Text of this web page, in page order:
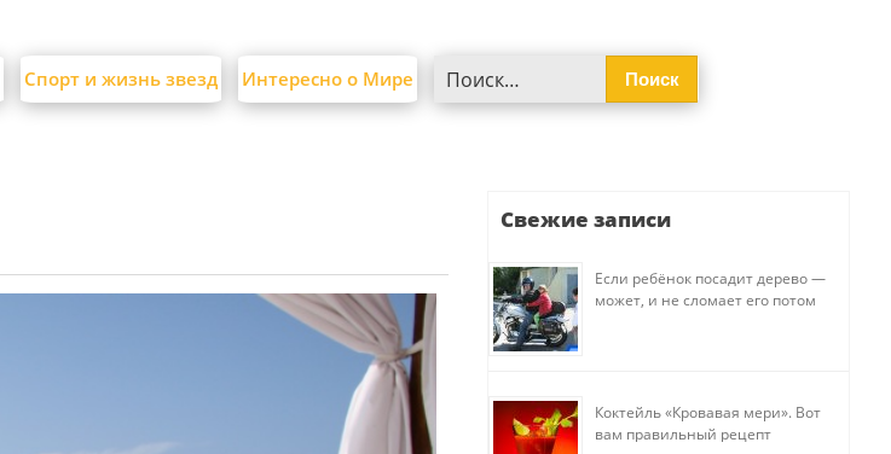
Спорт и жизнь звезд Интересно о Мире
Свежие записи
Если ребёнок посадит дерево —
может, и не сломает его потом
Коктейль «Кровавая мери». Вот
вам правильный рецепт